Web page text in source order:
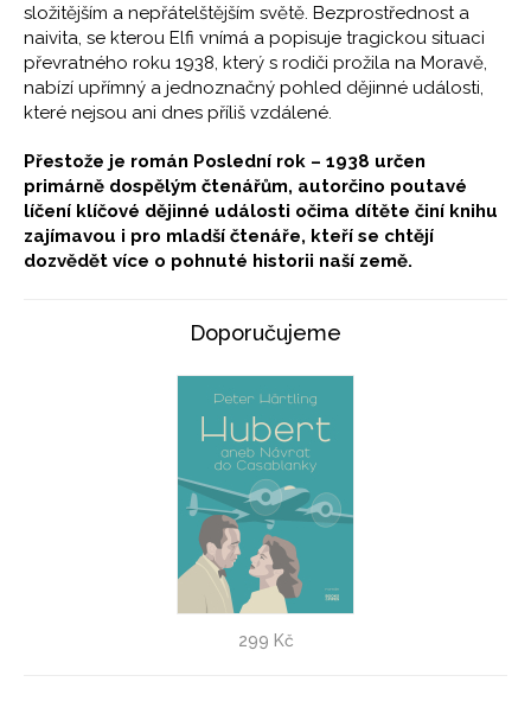
složitějším a nepřátelštějším světě. Bezprostřednost a
naivita, se kterou Elfi vnímá a popisuje tragickou situaci
převratného roku 1938, který s rodiči prožila na Moravě,
nabízí upřímný a jednoznačný pohled dějinné události,
které nejsou ani dnes příliš vzdálené.
Přestože je román Poslední rok – 1938 určen
primárně dospělým čtenářům, autorčino poutavé
líčení klíčové dějinné události očima dítěte činí knihu
zajímavou i pro mladší čtenáře, kteří se chtějí
dozvědět více o pohnuté historii naší země.
Doporučujeme
Hubert aneb Návrat do Casablanky
299 Kč